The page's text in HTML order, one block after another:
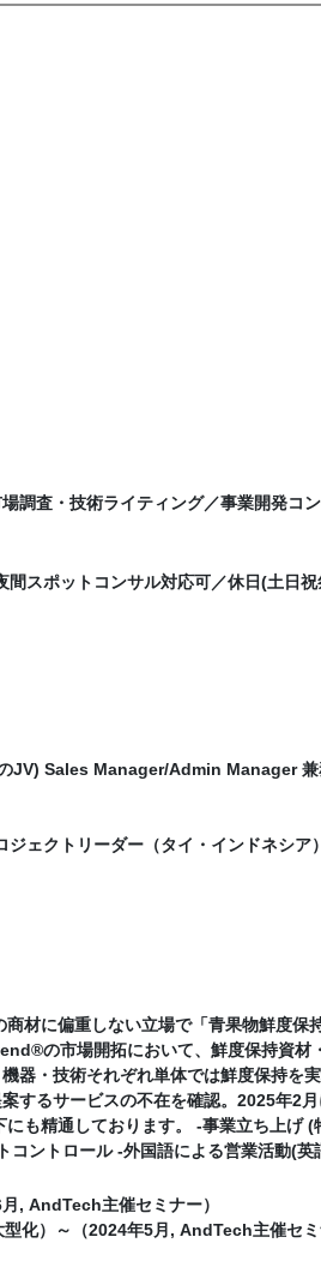
調査・技術ライティング／事業開発コ
スポットコンサル対応可／休日(土日
JV) Sales Manager/Admin Manager 兼
ェクトリーダー（タイ・インドネシア
材に偏重しない立場で「青果物鮮度保
の市場開拓において、鮮度保持資材
器・技術それぞれ単体では鮮度保持を
するサービスの不在を確認。2025年2
も精通しております。 -事業立ち上げ (
ントロール -外国語による営業活動(英
, AndTech主催セミナー）
化）～（2024年5月, AndTech主催セミ